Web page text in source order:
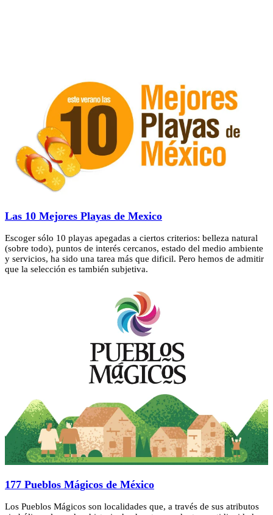
Las 10 Mejores Playas de Mexico
Escoger sólo 10 playas apegadas a ciertos criterios: belleza natural
(sobre todo), puntos de interés cercanos, estado del medio ambiente
y servicios, ha sido una tarea más que dificil. Pero hemos de admitir
que la selección es también subjetiva.
177 Pueblos Mágicos de México
Los Pueblos Mágicos son localidades que, a través de sus atributos